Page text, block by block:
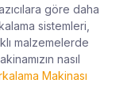
göre daha
sistemleri,
malzemelerde
nasıl
Makinası